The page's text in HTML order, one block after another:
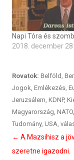
Napi Tóra és
2018. december 28
Rovatok: Belföld,
Jogok, Emlékezés,
Jeruzsálem, KDNP,
Magyarország, NATO,
Tudomány, USA,
Bejegyzés
navigáció
← A Mazsihisz a
szeretne igazodni.